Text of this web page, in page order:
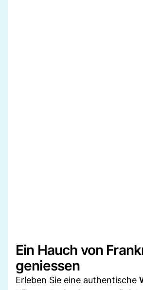
Ein Hauch von
geniessen
Erleben Sie eine authentische